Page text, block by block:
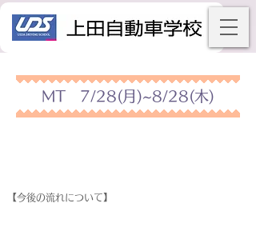
MT 7/28(月)~8/28(木)
【今後の流れについて】